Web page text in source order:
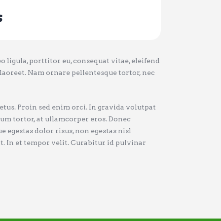
ligula, porttitor eu, consequat vitae, eleifend
Nam ornare pellentesque tortor, nec
Proin sed enim orci. In gravida volutpat
tortor, at ullamcorper eros. Donec
dolor risus, non egestas nisl
In et tempor velit. Curabitur id pulvinar